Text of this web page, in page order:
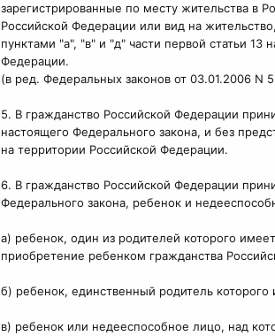
зарегистрированные по месту жительства в
Российской Федерации или вид на
пунктами "а", "в" и "д" части первой статьи
Федерации.
(в ред. Федеральных законов от 03.01.2006 N
5. В гражданство Российской Федерации
настоящего Федерального закона, и без
на территории Российской Федерации.
6. В гражданство Российской Федерации
Федерального закона, ребенок и
а) ребенок, один из родителей которого
приобретение ребенком гражданства
б) ребенок, единственный родитель
в) ребенок или недееспособное лицо, над